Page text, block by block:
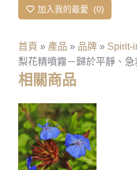
加入我的最愛 0
首頁 » 產品 » 品牌 » Spirit-
梨花精噴霧－歸於平靜、急
相關商品